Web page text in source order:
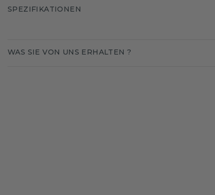
SPEZIFIKATIONEN
WAS SIE VON UNS ERHALTEN ?